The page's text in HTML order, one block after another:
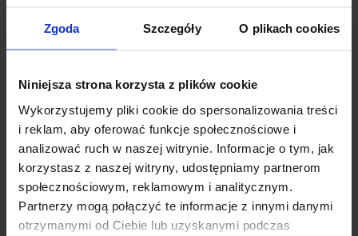
Zgoda Szczegóły O plikach cookies
Niniejsza strona korzysta z plików cookie
Wykorzystujemy pliki cookie do spersonalizowania treści
i reklam, aby oferować funkcje społecznościowe i
analizować ruch w naszej witrynie. Informacje o tym, jak
korzystasz z naszej witryny, udostępniamy partnerom
społecznościowym, reklamowym i analitycznym.
Partnerzy mogą połączyć te informacje z innymi danymi
otrzymanymi od Ciebie lub uzyskanymi podczas
obsługę ponownie wybraliśmy Toyotę” – mówi Peter.
„Podczas poszukiwań tej maszyny otrzymaliśmy solidne
szybko odpowiedzieć na wszystkie moje pytania i na tej
podstawie zaproponował wózek demonstracyjny
(LWI160)” – mówi Peter. W Rozenhoeve nie mieli
zamiaru kupowania sprzętu zasilanego akumulatorem
litowo-jonowym, ale po okresie próbnym zostali do niego
całkowicie przekonani.